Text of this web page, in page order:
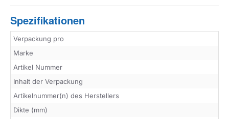
Spezifikationen
Verpackung pro
Marke
Artikel Nummer
Inhalt der Verpackung
Artikelnummer(n) des Herstellers
Dikte (mm)